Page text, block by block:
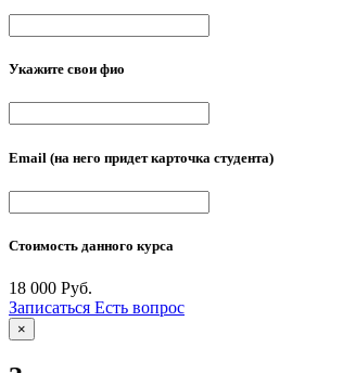
Укажите свои фио
Email (на него придет карточка студента)
Стоимость данного курса
18 000 Руб.
Записаться Есть вопрос
×